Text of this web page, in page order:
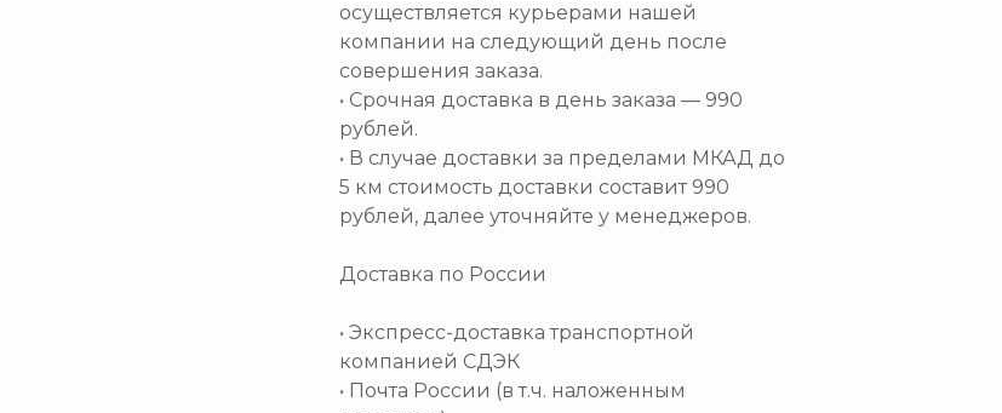
осуществляется курьерами нашей
компании на следующий день после
совершения заказа.
• Срочная доставка в день заказа — 990
рублей.
• В случае доставки за пределами МКАД до
5 км стоимость доставки составит 990
рублей, далее уточняйте у менеджеров.
Доставка по России
• Экспресс-доставка транспортной
компанией СДЭК
• Почта России (в т.ч. наложенным